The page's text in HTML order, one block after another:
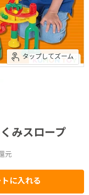
タップしてズーム
くみスロープ
元
に入れる